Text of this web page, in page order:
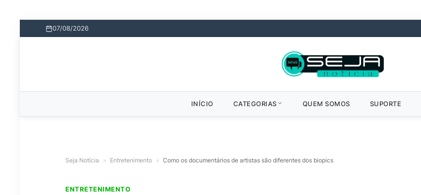
07/08/2026
INÍCIO CATEGORIAS QUEM SOMOS SUPORTE
Seja Notícia » Entretenimento » Como os documentários de artistas são diferentes dos biopics
ENTRETENIMENTO